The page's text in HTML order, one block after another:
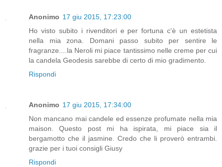
Anonimo 17 giu 2015, 17:23:00
Ho visto subito i rivenditori e per fortuna c'è un estetista
nella mia zona. Domani passo subito per sentire le
fragranze....la Neroli mi piace tantissimo nelle creme per cui
la candela Geodesis sarebbe di certo di mio gradimento.
Rispondi
Anonimo 17 giu 2015, 17:34:00
Non mancano mai candele ed essenze profumate nella mia
maison. Questo post mi ha ispirata, mi piace sia il
bergamotto che il jasmine. Credo che li proverò entrambi.
grazie per i tuoi consigli Giusy
Rispondi